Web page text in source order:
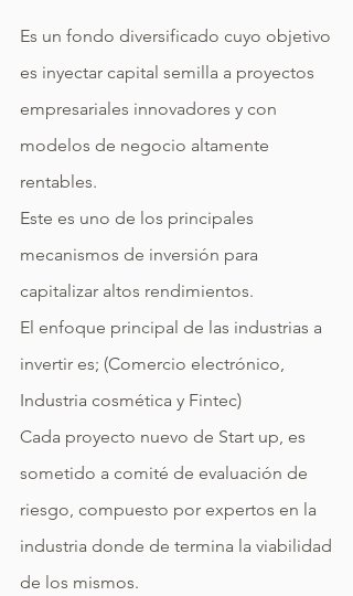
Es un fondo diversificado cuyo objetivo
es inyectar capital semilla a proyectos
empresariales innovadores y con
modelos de negocio altamente
rentables.
Este es uno de los principales
mecanismos de inversión para
capitalizar altos rendimientos.
El enfoque principal de las industrias a
invertir es; (Comercio electrónico,
Industria cosmética y Fintec)
Cada proyecto nuevo de Start up, es
sometido a comité de evaluación de
riesgo, compuesto por expertos en la
industria donde de termina la viabilidad
de los mismos.